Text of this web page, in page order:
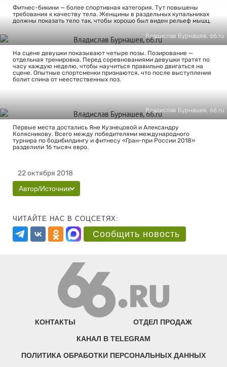
Фитнес-бикини — более спортивная категория. Тут повышены
требования к качеству тела. Женщины в раздельных купальниках
должны показать тело так, чтобы хорошо был виден рельеф мышц.
Владислав Бурнашев, 66.ru
На сцене девушки показывают четыре позы. Позирование —
отдельная тренировка. Перед соревнованиями девушки тратят по
часу каждую неделю, чтобы научиться правильно двигаться на
сцене. Опытные спортсменки признаются, что после выступления
болит спина от неестественных поз.
Владислав Бурнашев, 66.ru
Первые места достались Яне Кузнецовой и Александру
Колясникову. Всего между победителями международного
турнира по бодибилдингу и фитнесу «Гран-при России 2018»
разделили 16 тысяч евро.
22 октября 2018
Автор/Источник
ЧИТАЙТЕ НАС В СОЦСЕТЯХ:
Сообщить новость
КОНТАКТЫ ОТДЕЛ ПРОДАЖ
КАНАЛ В TELEGRAM
ПОЛИТИКА ОБРАБОТКИ ПЕРСОНАЛЬНЫХ ДАННЫХ